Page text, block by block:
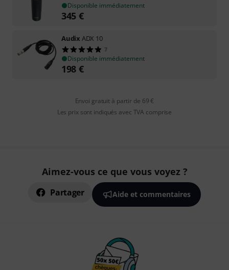
Disponible immédiatement
345 €
Audix ADX 10
7
Disponible immédiatement
198 €
Envoi gratuit à partir de 69 €
Les prix sont indiqués avec TVA comprise
Aimez-vous ce que vous voyez ?
Partager Aide et commentaires